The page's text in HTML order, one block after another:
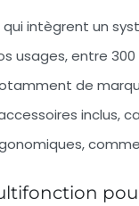
intègrent un
usages, entre
de
inclus,